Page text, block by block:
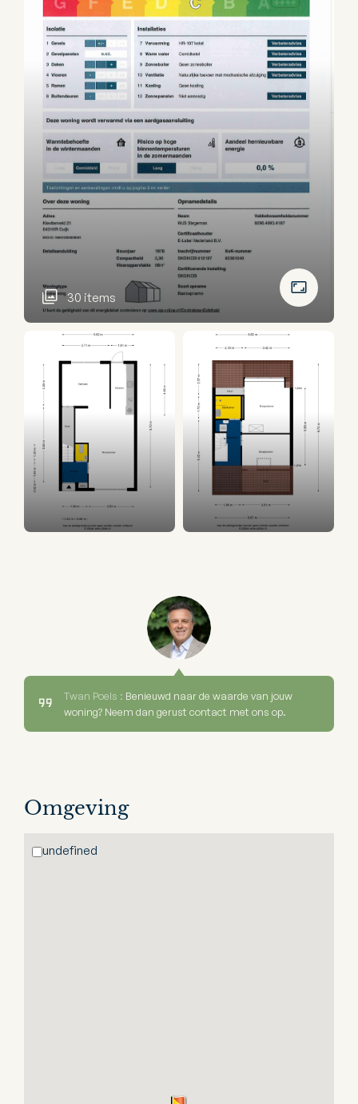
30 items
Twan Poels : Benieuwd naar de waarde van jouw
woning? Neem dan gerust contact met ons op.
Omgeving
undefined